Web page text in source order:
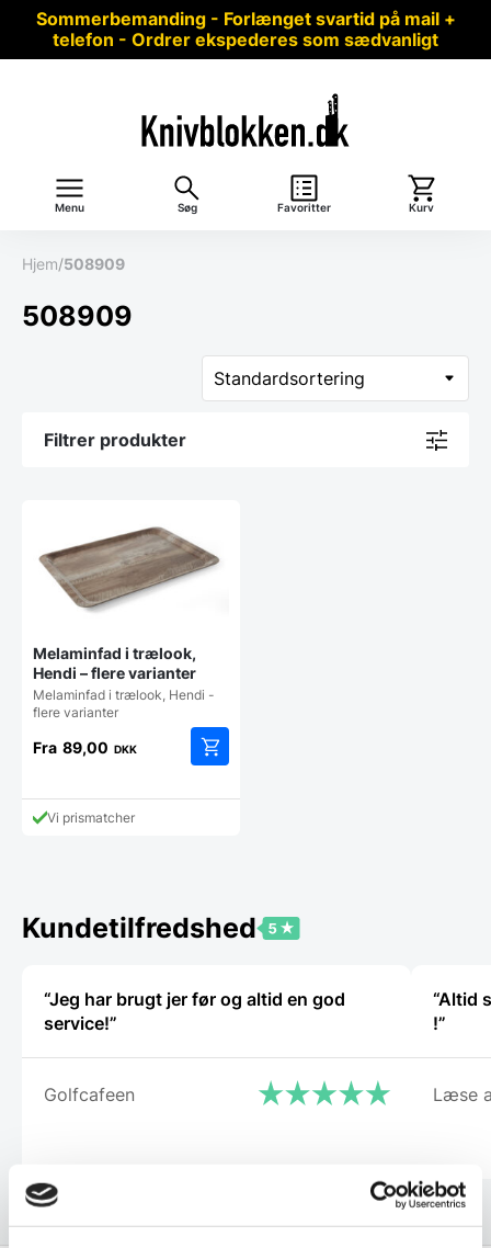
Sommerbemanding - Forlænget svartid på mail +
telefon - Ordrer ekspederes som sædvanligt
Menu Søg Favoritter Kurv
Hjem/508909
508909
Filtrer produkter
Melaminfad i trælook,
Hendi – flere varianter
Melaminfad i trælook, Hendi -
flere varianter
Fra 89,00 DKK
vare
vælges
på
Vi prismatcher
Kundetilfredshed
“Jeg har brugt jer før og altid en god
service!”
Golfcafeen
“Altid
!”
Læse